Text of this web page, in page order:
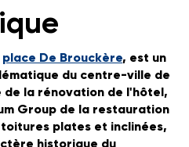
place De Brouckère, est un
du centre-ville de
de la rénovation de l'hôtel,
Group de la restauration
plates et inclinées,